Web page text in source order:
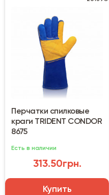
Перчатки спилковые
краги TRIDENT CONDOR
8675
Есть в наличии
313.50грн.
Купить